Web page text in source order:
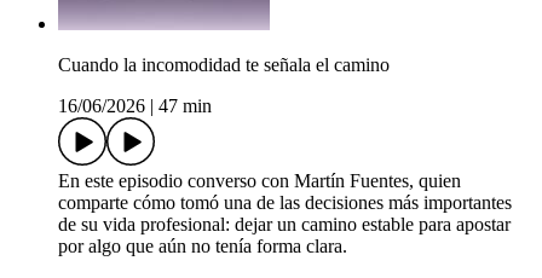
Cuando la incomodidad te señala el camino
16/06/2026
47 min
En este episodio converso con Martín Fuentes, quien
comparte cómo tomó una de las decisiones más importantes
de su vida profesional: dejar un camino estable para apostar
por algo que aún no tenía forma clara.